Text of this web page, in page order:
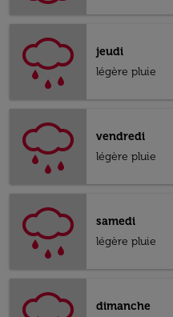
jeudi
légère pluie
vendredi
légère pluie
samedi
légère pluie
dimanche